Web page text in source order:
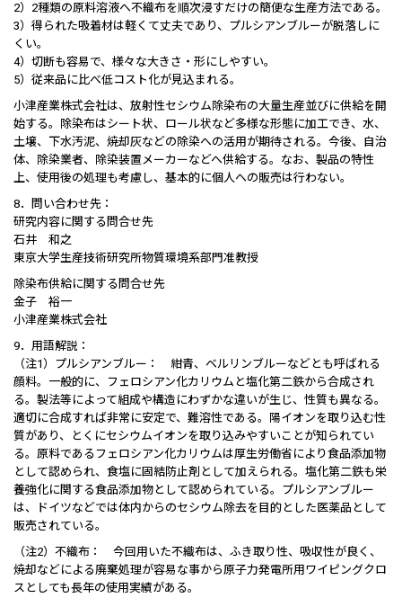
2）2種類の原料溶液へ不織布を順次浸すだけの簡便な生産方法である。
3）得られた吸着材は軽くて丈夫であり、プルシアンブルーが脱落しに
くい。
4）切断も容易で、様々な大きさ・形にしやすい。
5）従来品に比べ低コスト化が見込まれる。
小津産業株式会社は、放射性セシウム除染布の大量生産並びに供給を開
始する。除染布はシート状、ロール状など多様な形態に加工でき、水、
土壌、下水汚泥、焼却灰などの除染への活用が期待される。今後、自治
体、除染業者、除染装置メーカーなどへ供給する。なお、製品の特性
上、使用後の処理も考慮し、基本的に個人への販売は行わない。
8．問い合わせ先：
研究内容に関する問合せ先
石井 和之
東京大学生産技術研究所物質環境系部門准教授
除染布供給に関する問合せ先
金子 裕一
小津産業株式会社
9．用語解説：
（注1）プルシアンブルー： 紺青、ベルリンブルーなどとも呼ばれる
顔料。一般的に、フェロシアン化カリウムと塩化第二鉄から合成され
る。製法等によって組成や構造にわずかな違いが生じ、性質も異なる。
適切に合成すれば非常に安定で、難溶性である。陽イオンを取り込む性
質があり、とくにセシウムイオンを取り込みやすいことが知られてい
る。原料であるフェロシアン化カリウムは厚生労働省により食品添加物
として認められ、食塩に固結防止剤として加えられる。塩化第二鉄も栄
養強化に関する食品添加物として認められている。プルシアンブルー
は、ドイツなどでは体内からのセシウム除去を目的とした医薬品として
販売されている。
（注2）不織布： 今回用いた不織布は、ふき取り性、吸収性が良く、
焼却などによる廃棄処理が容易な事から原子力発電所用ワイピングクロ
スとしても長年の使用実績がある。